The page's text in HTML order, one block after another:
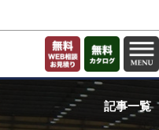
記事一覧